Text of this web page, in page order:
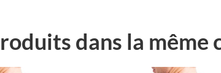
dans la même